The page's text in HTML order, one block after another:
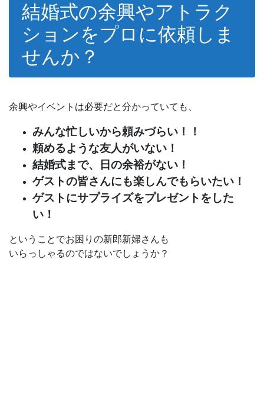
結婚式の余興やアトラク
ションをプロに依頼しま
せんか？
余興やイベントは必要だと分かっていても、
みんな忙しいから頼みづらい！！
頼めるような友人がいない！
結婚式まで、日の余裕がない！
ゲストの皆さんにも楽しんでもらいたい！
ゲストにサプライズをプレゼントをした
い！
ということでお困りの新郎新婦さんも
いらっしゃるのではないでしょうか？